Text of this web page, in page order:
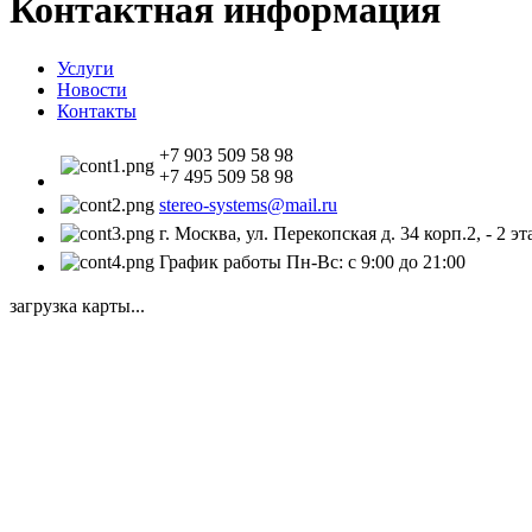
Контактная информация
Услуги
Новости
Контакты
+7 903 509 58 98
+7 495 509 58 98
stereo-systems@mail.ru
г. Москва, ул. Перекопская д. 34 корп.2, - 2
График работы Пн-Вс: с 9:00 до 21:00
загрузка карты...